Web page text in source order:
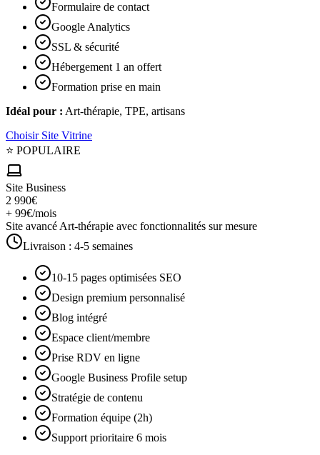
Formulaire de contact
Google Analytics
SSL & sécurité
Hébergement 1 an offert
Formation prise en main
Idéal pour : Art-thérapie, TPE, artisans
Choisir Site Vitrine
⭐ POPULAIRE
Site Business
2 990€
+ 99€/mois
Site avancé Art-thérapie avec fonctionnalités sur mesure
Livraison : 4-5 semaines
10-15 pages optimisées SEO
Design premium personnalisé
Blog intégré
Espace client/membre
Prise RDV en ligne
Google Business Profile setup
Stratégie de contenu
Formation équipe (2h)
Support prioritaire 6 mois